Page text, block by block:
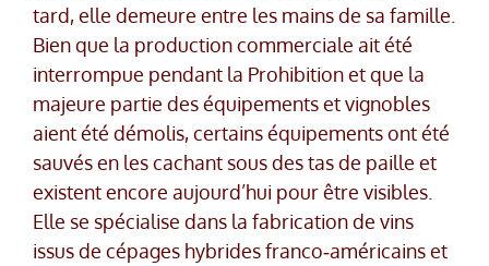
tard, elle demeure entre les mains de sa famille.
Bien que la production commerciale ait été
interrompue pendant la Prohibition et que la
majeure partie des équipements et vignobles
aient été démolis, certains équipements ont été
sauvés en les cachant sous des tas de paille et
existent encore aujourd’hui pour être visibles.
Elle se spécialise dans la fabrication de vins
issus de cépages hybrides franco‑américains et